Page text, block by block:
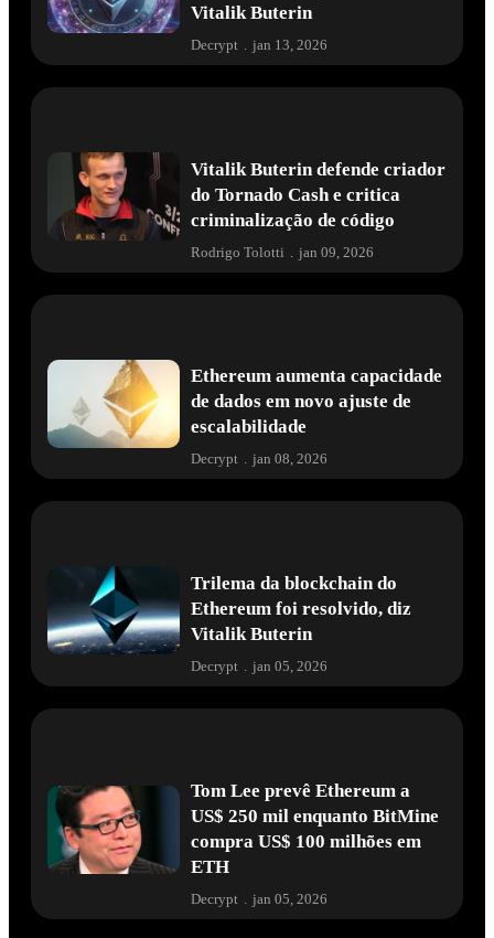
Vitalik Buterin
Decrypt . jan 13, 2026
Vitalik Buterin defende criador
do Tornado Cash e critica
criminalização de código
Rodrigo Tolotti jan 09, 2026
Ethereum aumenta capacidade
de dados em novo ajuste de
escalabilidade
Decrypt . jan 08, 2026
Trilema da blockchain do
Ethereum foi resolvido, diz
Vitalik Buterin
Decrypt . jan 05, 2026
Tom Lee prevê Ethereum a
US$ 250 mil enquanto BitMine
compra US$ 100 milhões em
ETH
Decrypt jan 05, 2026